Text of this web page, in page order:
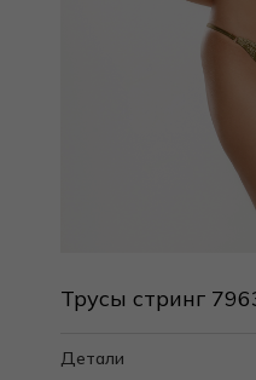
Трусы стринг
Детали